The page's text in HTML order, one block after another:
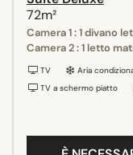
72m²
Camera 1 : 1 divano
Camera 2 : 1 letto
TV Aria
TV a schermo piatto